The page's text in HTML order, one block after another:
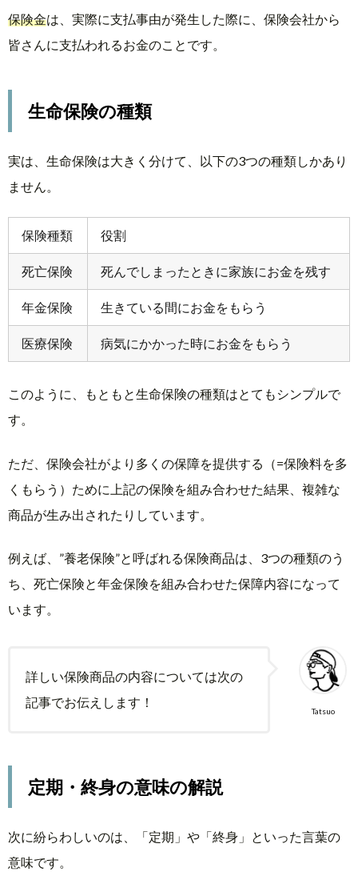
保険金は、実際に支払事由が発生した際に、保険会社から
皆さんに支払われるお金のことです。
生命保険の種類
実は、生命保険は大きく分けて、以下の3つの種類しかあり
ません。
保険種類 役割
死亡保険 死んでしまったときに家族にお金を残す
年金保険 生きている間にお金をもらう
医療保険 病気にかかった時にお金をもらう
このように、もともと生命保険の種類はとてもシンプルで
す。
ただ、保険会社がより多くの保障を提供する（=保険料を多
くもらう）ために上記の保険を組み合わせた結果、複雑な
商品が生み出されたりしています。
例えば、”養老保険”と呼ばれる保険商品は、3つの種類のう
ち、死亡保険と年金保険を組み合わせた保障内容になって
います。
Tatsuo
詳しい保険商品の内容については次の
記事でお伝えします！
定期・終身の意味の解説
次に紛らわしいのは、「定期」や「終身」といった言葉の
意味です。